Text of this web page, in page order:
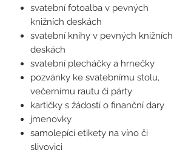
svatební fotoalba v pevných
knižních deskách
svatební knihy v pevných knižních
deskách
svatební plecháčky a hrnečky
pozvánky ke svatebnímu stolu,
večernímu rautu či párty
kartičky s žádostí o finanční dary
jmenovky
samolepící etikety na víno či
slivovici